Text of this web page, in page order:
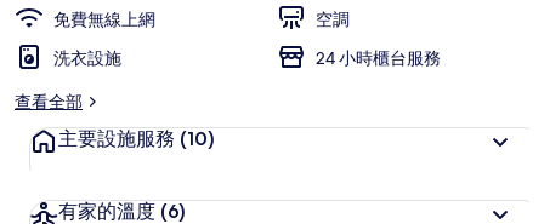
免費無線上網
空調
洗衣設施
24 小時櫃台服務
查看全部
主要設施服務 (10)
有家的溫度 (6)